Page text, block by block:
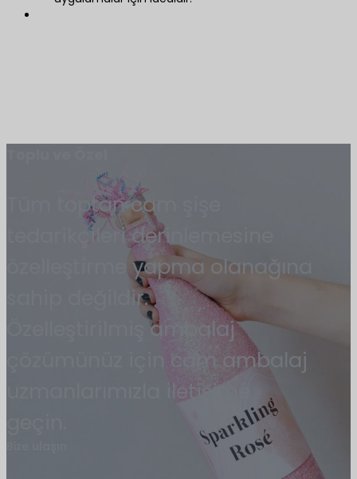
Tüm toptan cam şişe
tedarikçileri derinlemesine
özelleştirme yapma olanağına
sahip değildir.
Özelleştirilmiş ambalaj
çözümünüz için cam ambalaj
uzmanlarımızla iletişime